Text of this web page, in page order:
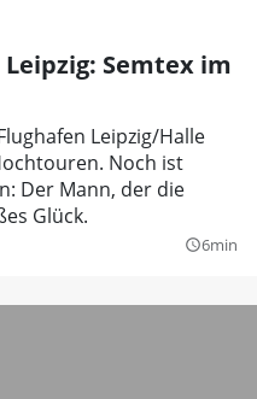
Semtex im
Leipzig/Halle
Noch ist
Der Mann, der die
Glück.
query_builder6min